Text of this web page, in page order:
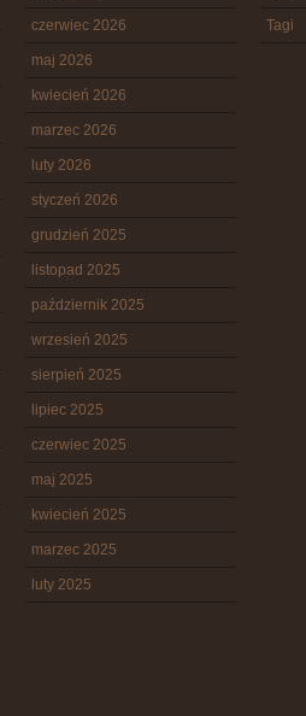
czerwiec 2026
maj 2026
kwiecień 2026
marzec 2026
luty 2026
styczeń 2026
grudzień 2025
listopad 2025
październik 2025
wrzesień 2025
sierpień 2025
lipiec 2025
czerwiec 2025
maj 2025
kwiecień 2025
marzec 2025
luty 2025
Tagi